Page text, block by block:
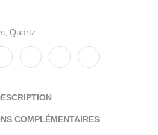
Quartz
COMPLÉMENTAIRES